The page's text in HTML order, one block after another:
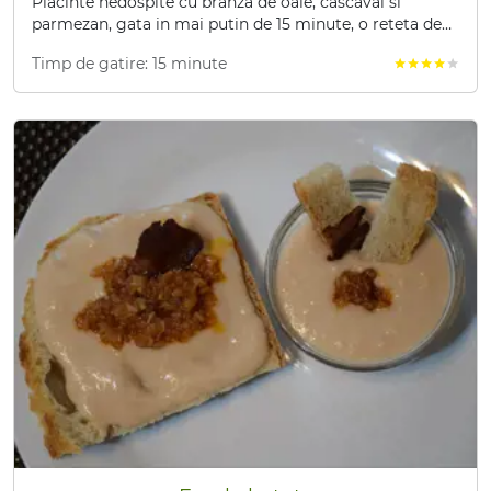
parmezan, gata in mai putin de 15 minute, o reteta de
Timp de gatire: 15 minute
starstarstarstar star